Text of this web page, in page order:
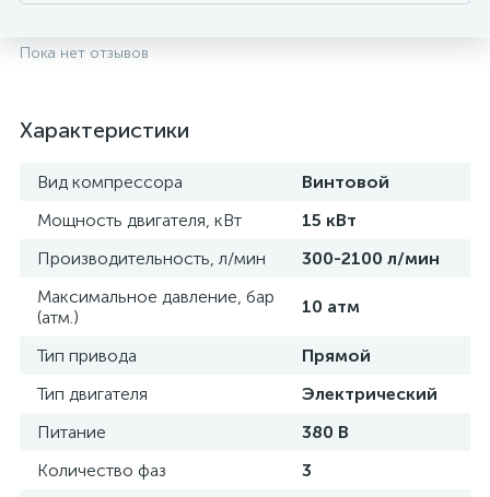
Пока нет отзывов
Характеристики
Вид компрессора
Винтовой
Мощность двигателя, кВт
15 кВт
Производительность, л/мин
300-2100 л/мин
Максимальное давление, бар
(атм.)
10 атм
Тип привода
Прямой
Тип двигателя
Электрический
Питание
380 В
Количество фаз
3